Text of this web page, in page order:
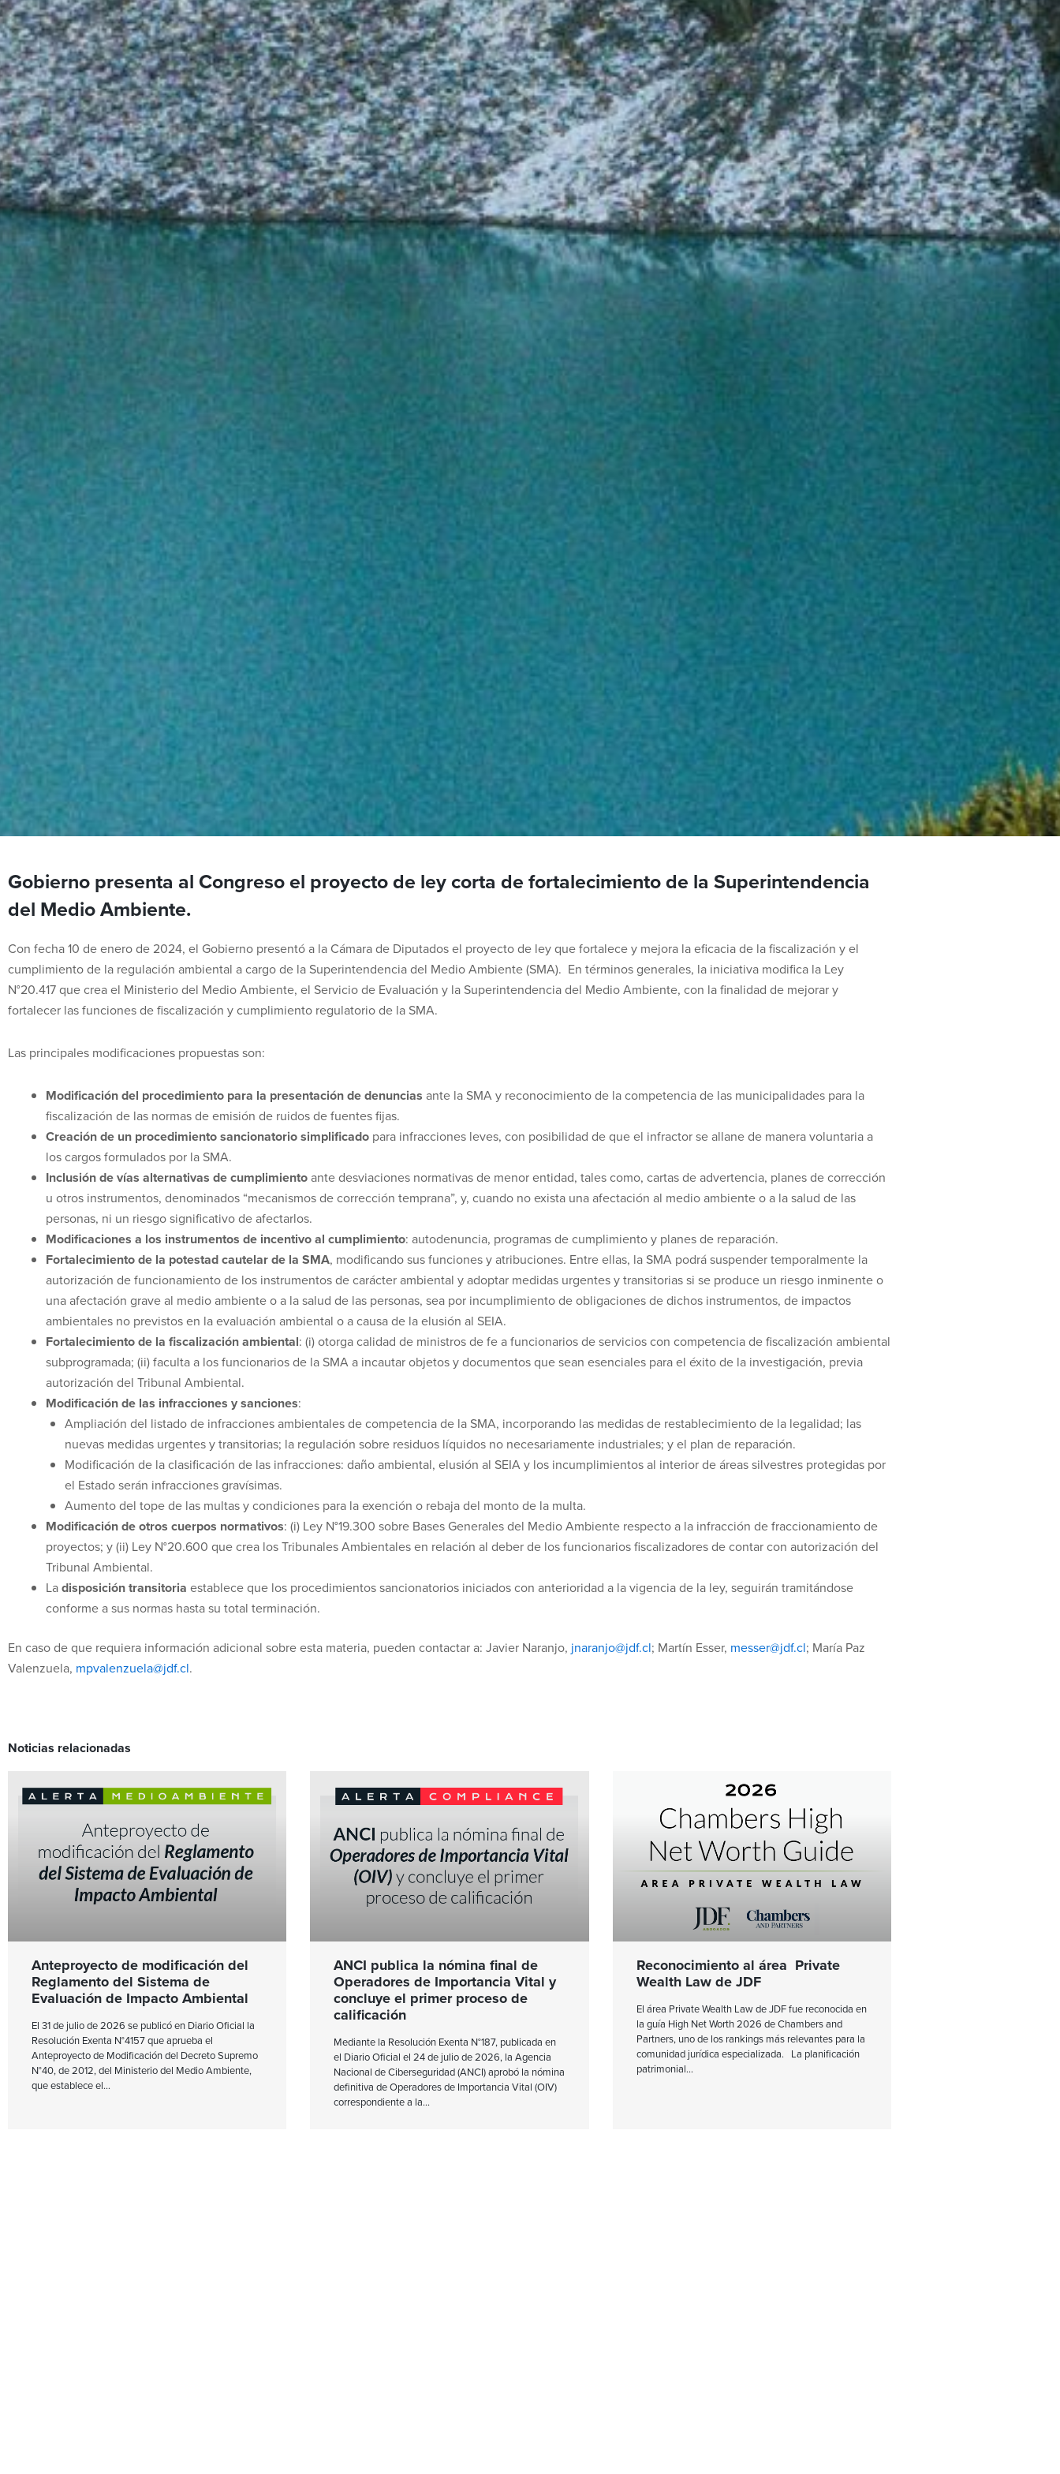
Gobierno presenta al Congreso el proyecto de ley corta de fortalecimiento de la Superintendencia
del Medio Ambiente.
Con fecha 10 de enero de 2024, el Gobierno presentó a la Cámara de Diputados el proyecto de ley que fortalece y mejora la eficacia de la fiscalización y el
cumplimiento de la regulación ambiental a cargo de la Superintendencia del Medio Ambiente (SMA). En términos generales, la iniciativa modifica la Ley
N°20.417 que crea el Ministerio del Medio Ambiente, el Servicio de Evaluación y la Superintendencia del Medio Ambiente, con la finalidad de mejorar y
fortalecer las funciones de fiscalización y cumplimiento regulatorio de la SMA.
Las principales modificaciones propuestas son:
Modificación del procedimiento para la presentación de denuncias ante la SMA y reconocimiento de la competencia de las municipalidades para la
fiscalización de las normas de emisión de ruidos de fuentes fijas.
Creación de un procedimiento sancionatorio simplificado para infracciones leves, con posibilidad de que el infractor se allane de manera voluntaria a
los cargos formulados por la SMA.
Inclusión de vías alternativas de cumplimientoante desviaciones normativas de menor entidad, tales como, cartas de advertencia, planes de corrección
u otros instrumentos, denominados “mecanismos de corrección temprana”, y, cuando no exista una afectación al medio ambiente o a la salud de las
personas, ni un riesgo significativo de afectarlos.
Modificaciones a los instrumentos de incentivo al cumplimiento: autodenuncia, programas de cumplimiento y planes de reparación.
Fortalecimiento de la potestad cautelar de la SMA, modificando sus funciones y atribuciones. Entre ellas, la SMA podrá suspender temporalmente la
autorización de funcionamiento de los instrumentos de carácter ambiental y adoptar medidas urgentes y transitorias si se produce un riesgo inminente o
una afectación grave al medio ambiente o a la salud de las personas, sea por incumplimiento de obligaciones de dichos instrumentos, de impactos
ambientales no previstos en la evaluación ambiental o a causa de la elusión al SEIA.
Fortalecimiento de la fiscalización ambiental: (i) otorga calidad de ministros de fe a funcionarios de servicios con competencia de fiscalización ambiental
subprogramada; (ii) faculta a los funcionarios de la SMA a incautar objetos y documentos que sean esenciales para el éxito de la investigación, previa
autorización del Tribunal Ambiental.
Modificación de las infracciones y sanciones:
Ampliación del listado de infracciones ambientales de competencia de la SMA, incorporando las medidas de restablecimiento de la legalidad; las
nuevas medidas urgentes y transitorias; la regulación sobre residuos líquidos no necesariamente industriales; y el plan de reparación.
Modificación de la clasificación de las infracciones: daño ambiental, elusión al SEIA y los incumplimientos al interior de áreas silvestres protegidas por
el Estado serán infracciones gravísimas.
Aumento del tope de las multas y condiciones para la exención o rebaja del monto de la multa.
Modificación de otros cuerpos normativos: (i) Ley N°19.300 sobre Bases Generales del Medio Ambiente respecto a la infracción de fraccionamiento de
proyectos; y (ii) Ley N°20.600 que crea los Tribunales Ambientales en relación al deber de los funcionarios fiscalizadores de contar con autorización del
Tribunal Ambiental.
Ladisposición transitoria establece que los procedimientos sancionatorios iniciados con anterioridad a la vigencia de la ley, seguirán tramitándose
conforme a sus normas hasta su total terminación.
En caso de que requiera información adicional sobre esta materia, pueden contactar a: Javier Naranjo, jnaranjo@jdf.cl; Martín Esser, messer@jdf.cl; María Paz
Valenzuela, mpvalenzuela@jdf.cl.
Noticias relacionadas
Anteproyecto de modificación del
Reglamento del Sistema de
Evaluación de Impacto Ambiental
El 31 de julio de 2026 se publicó en Diario Oficial la
Resolución Exenta N°4157 que aprueba el
Anteproyecto de Modificación del Decreto Supremo
N°40, de 2012, del Ministerio del Medio Ambiente,
que establece el
ANCI publica la nómina final de
Operadores de Importancia Vital y
concluye el primer proceso de
calificación
Mediante la Resolución Exenta N°187, publicada en
el Diario Oficial el 24 de julio de 2026, la Agencia
Nacional de Ciberseguridad (ANCI) aprobó la nómina
definitiva de Operadores de Importancia Vital (OIV)
correspondiente a la
Reconocimiento al área Private
Wealth Law de JDF
El área Private Wealth Law de JDF fue reconocida en
la guía High Net Worth 2026 de Chambers and
Partners, uno de los rankings más relevantes para la
comunidad jurídica especializada. La planificación
patrimonial